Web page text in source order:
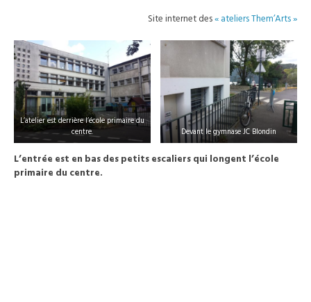
Site internet des« ateliers Them’Arts »
L’atelier est derrière l’école primaire du
centre.
Devant le gymnase JC Blondin
L’entrée est en bas des petits escaliers qui longent l’école
primaire du centre.